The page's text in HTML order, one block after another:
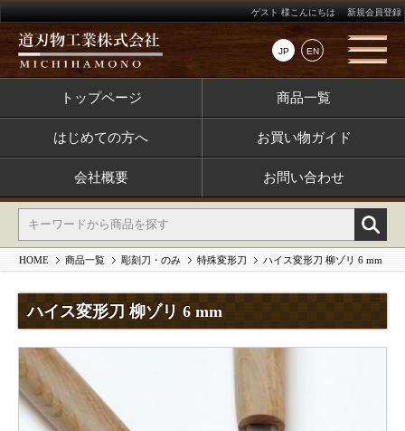
JP EN
ゲスト 様こんにちは 新規会員登録
トップページ 商品一覧
はじめての方へ お買い物ガイド
会社概要 お問い合わせ
HOME 商品一覧 彫刻刀・のみ 特殊変形刀 ハイス変形刀 柳ゾリ 6 mm
ハイス変形刀 柳ゾリ 6 mm